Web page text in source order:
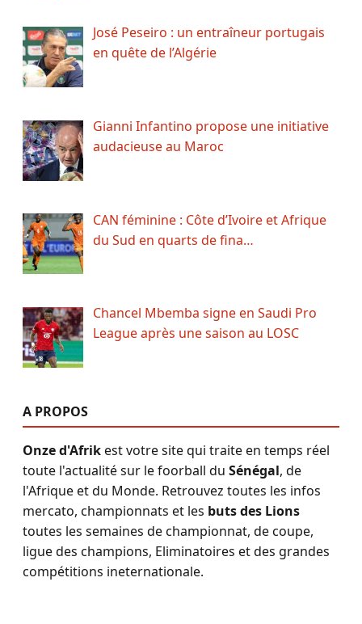
José Peseiro : un entraîneur portugais
en quête de l’Algérie
Gianni Infantino propose une initiative
audacieuse au Maroc
CAN féminine : Côte d’Ivoire et Afrique
du Sud en quarts de fina…
Chancel Mbemba signe en Saudi Pro
League après une saison au LOSC
A PROPOS
Onze d'Afrikest votre site qui traite en temps réel
toute l'actualité sur le foorball du Sénégal, de
l'Afrique et du Monde. Retrouvez toutes les infos
mercato, championnats et les buts des Lions
toutes les semaines de championnat, de coupe,
ligue des champions, Eliminatoires et des grandes
compétitions ineternationale.